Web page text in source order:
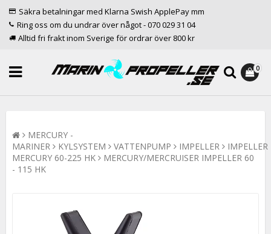
Säkra betalningar med Klarna Swish ApplePay mm
Ring oss om du undrar över något - 070 029 31 04
Alltid fri frakt inom Sverige för ordrar över 800 kr
0
MERCURY -
MARINER
KYLSYSTEM VATTENPUMP IMPELLER
IMPELLER
MERCURY 60-225 HK
MERCURY/MERCRUISER IMPELLER 60
- 115 HK